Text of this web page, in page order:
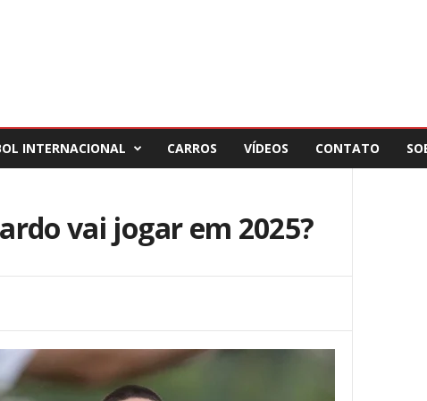
INTERNACIONAL CARROS VÍDEOS CONTATO
vai jogar em 2025?